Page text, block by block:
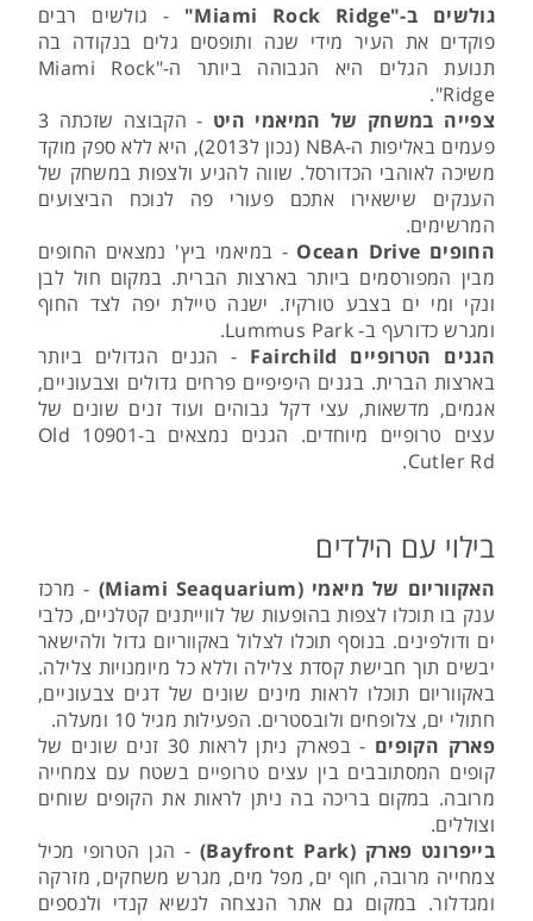
גולשים ב-"Miami Rock Ridge"
- גולשים רבים
פוקדים את העיר מידי שנה ותופסים גלים בנקודה בה
תנועת הגלים היא הגבוהה ביותר ה-"Miami Rock
Ridge".
צפייה במשחק של המיאמי היט
- הקבוצה שזכתה 3
פעמים באליפות ה-NBA (נכון ל2013), היא ללא ספק מוקד
משיכה לאוהבי הכדורסל. שווה להגיע ולצפות במשחק של
הענקים שישאירו אתכם פעורי פה לנוכח הביצועים
המרשימים.
החופים Ocean Drive
- במיאמי ביץ' נמצאים החופים
מבין המפורסמים ביותר בארצות הברית. במקום חול לבן
ונקי ומי ים בצבע טורקיז. ישנה טיילת יפה לצד החוף
ומגרש כדורעף ב- Lummus Park.
הגנים הטרופיים Fairchild
- הגנים הגדולים ביותר
בארצות הברית. בגנים היפיפיים פרחים גדולים וצבעוניים,
אגמים, מדשאות, עצי דקל גבוהים ועוד זנים שונים של
עצים טרופיים מיוחדים. הגנים נמצאים ב-10901 Old
Cutler Rd.
בילוי עם הילדים
האקווריום של מיאמי (Miami Seaquarium)
- מרכז
ענק בו תוכלו לצפות בהופעות של לווייתנים קטלניים, כלבי
ים ודולפינים. בנוסף תוכלו לצלול באקווריום גדול ולהישאר
יבשים תוך חבישת קסדת צלילה וללא כל מיומנויות צלילה.
באקווריום תוכלו לראות מינים שונים של דגים צבעוניים,
חתולי ים, צלופחים ולובסטרים. הפעילות מגיל 10 ומעלה.
פארק הקופים
- בפארק ניתן לראות 30 זנים שונים של
קופים המסתובבים בין עצים טרופיים בשטח עם צמחייה
מרובה. במקום בריכה בה ניתן לראות את הקופים שוחים
וצוללים.
בייפרונט פארק (Bayfront Park)
- הגן הטרופי מכיל
צמחייה מרובה, חוף ים, מפל מים, מגרש משחקים, מזרקה
ומגדלור. במקום גם אתר הנצחה לנשיא קנדי ולנספים